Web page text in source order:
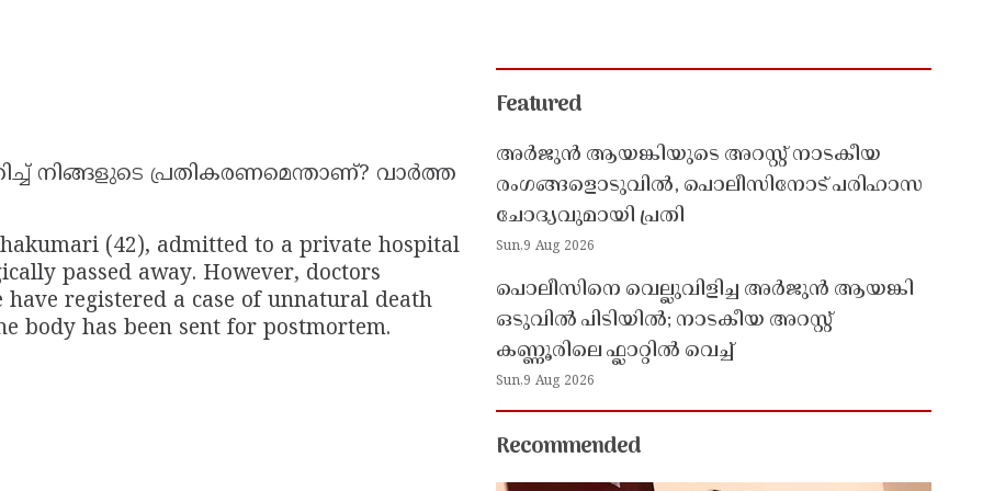
നിങ്ങളുടെ പ്രതികരണമെന്താണ്? വാര്‍ത്ത
(42), admitted to a private hospital
passed away. However, doctors
registered a case of unnatural death
body has been sent for postmortem.
Featured
അർജുൻ ആയങ്കിയുടെ അറസ്റ്റ് നാടകീയ
രംഗങ്ങളൊടുവിൽ, പൊലീസിനോട് പരിഹാസ
ചോദ്യവുമായി പ്രതി
Sun,9 Aug 2026
പൊലീസിനെ വെല്ലുവിളിച്ച അർജുൻ ആയങ്കി
ഒടുവിൽ പിടിയിൽ; നാടകീയ അറസ്റ്റ്
കണ്ണൂരിലെ ഫ്ലാറ്റിൽ വെച്ച്
Sun,9 Aug 2026
Recommended